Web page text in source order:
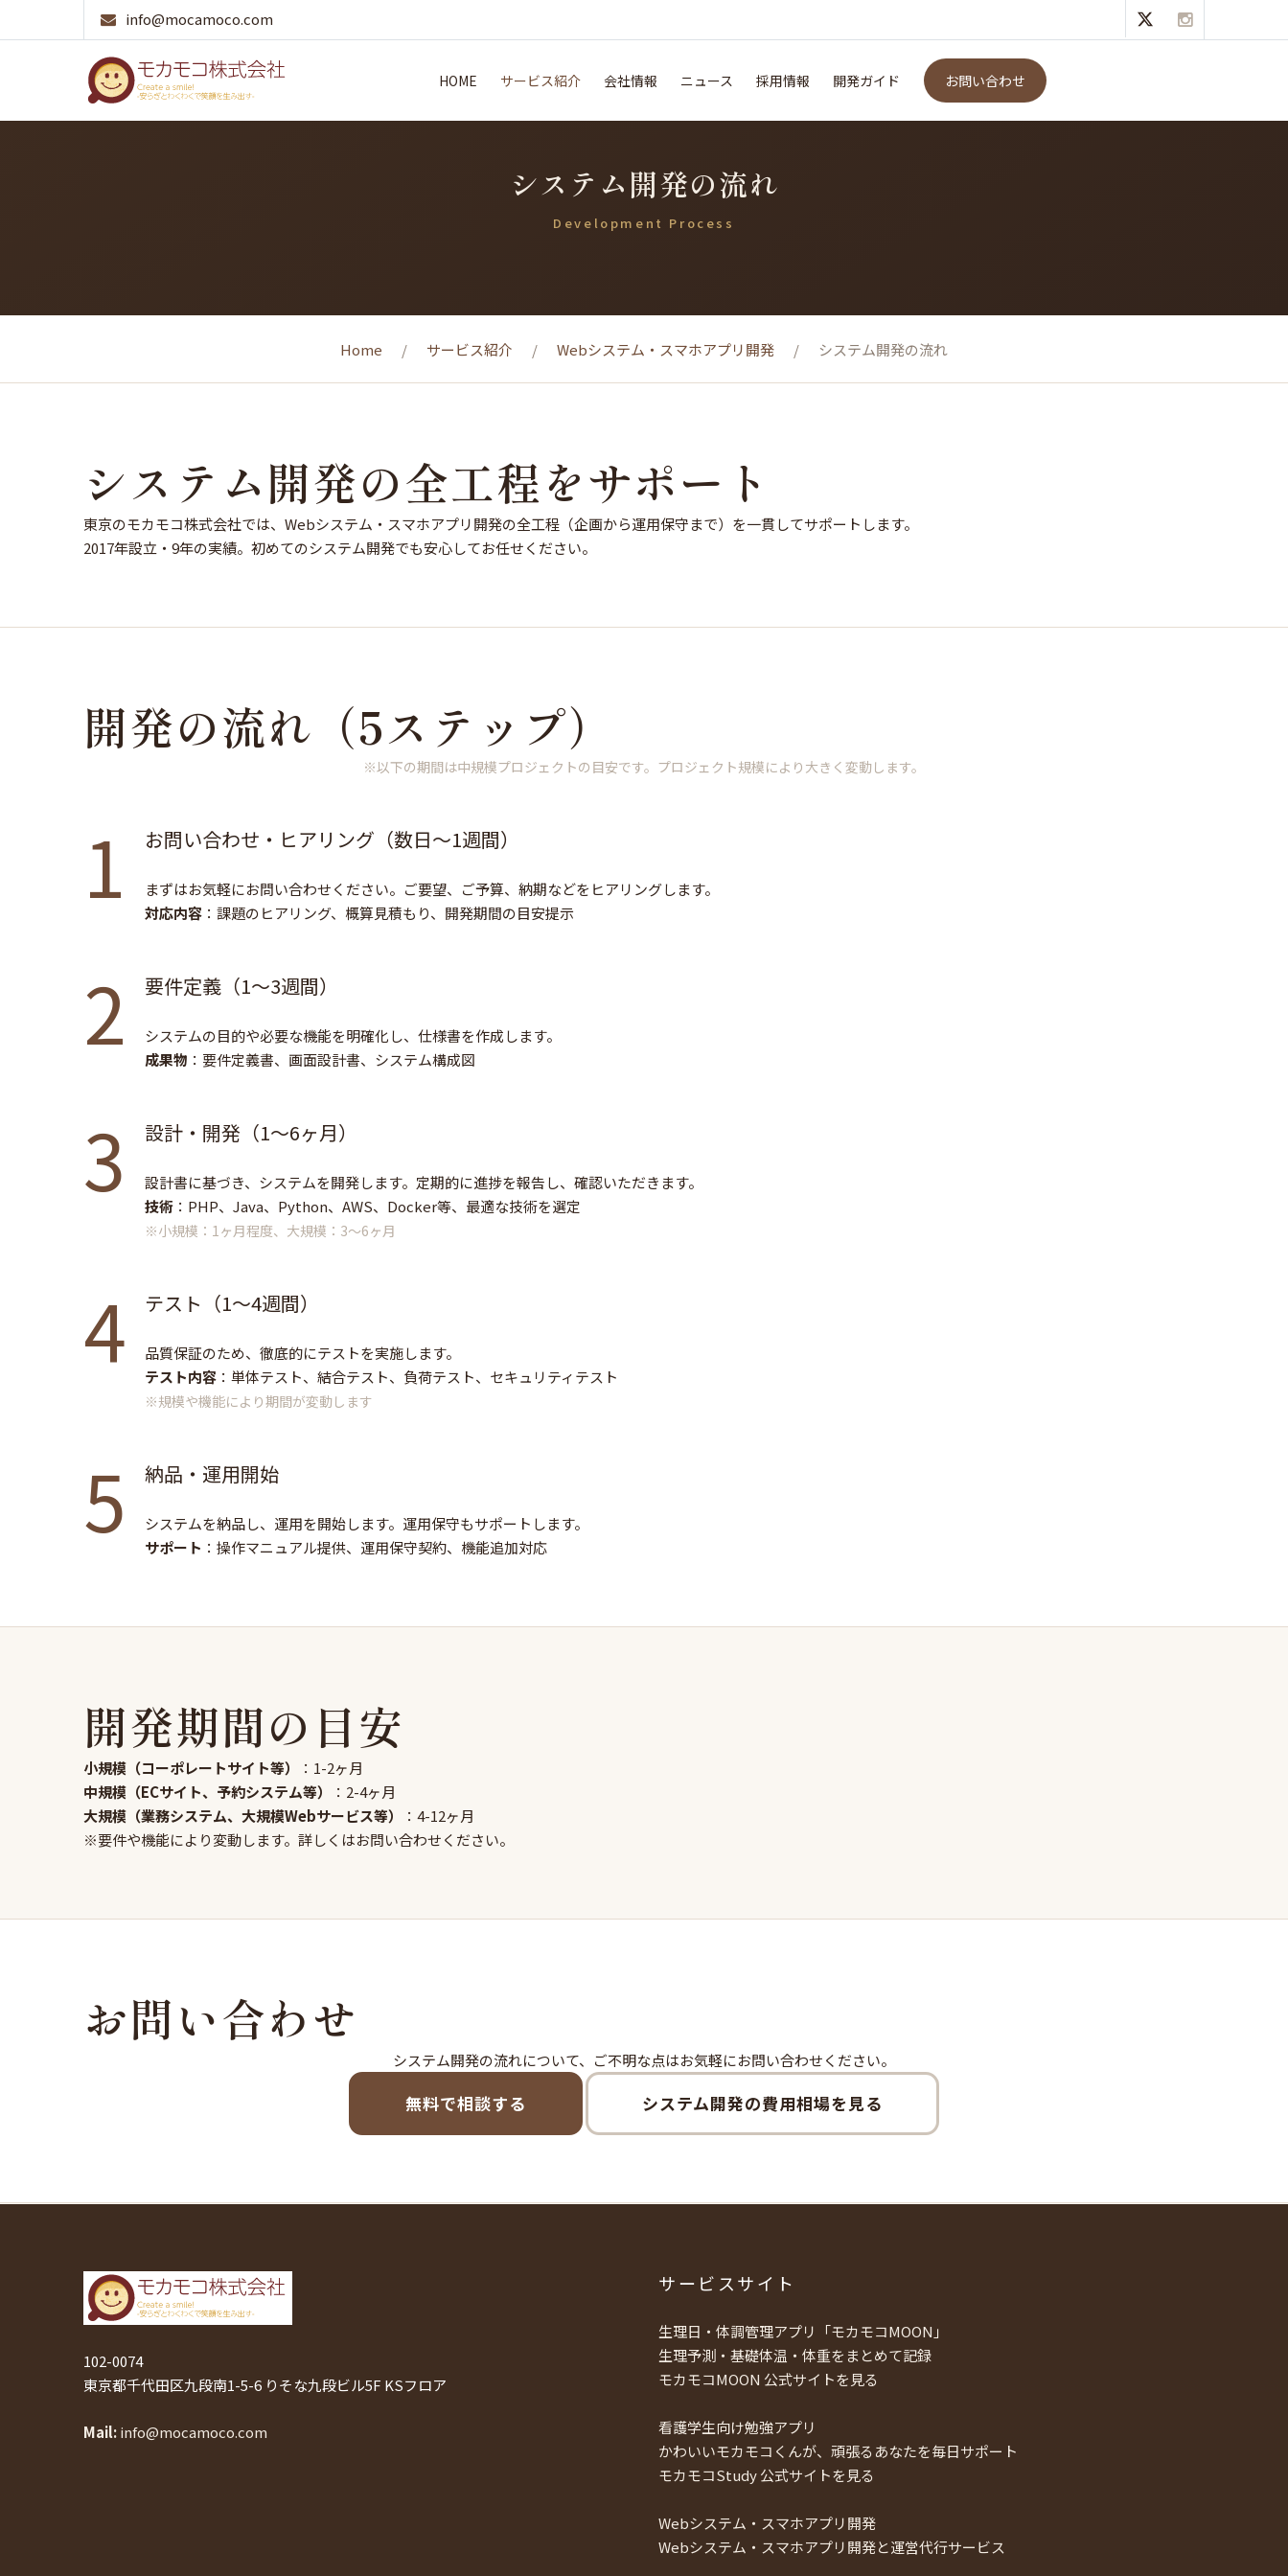
info@mocamoco.com
HOME サービス紹介 会社情報 ニュース 採用情報 開発ガイド お問い合わせ
システム開発の流れ
Development Process
Home サービス紹介 Webシステム・スマホアプリ開発 システム開発の流れ
システム開発の全工程をサポート
東京のモカモコ株式会社では、Webシステム・スマホアプリ開発の全工程（企画から運用保守まで）を一貫してサポートします。
2017年設立・9年の実績。初めてのシステム開発でも安心してお任せください。
開発の流れ（5ステップ）
※以下の期間は中規模プロジェクトの目安です。プロジェクト規模により大きく変動します。
1 お問い合わせ・ヒアリング（数日～1週間）
まずはお気軽にお問い合わせください。ご要望、ご予算、納期などをヒアリングします。
対応内容 ：課題のヒアリング、概算見積もり、開発期間の目安提示
2 要件定義（1～3週間）
システムの目的や必要な機能を明確化し、仕様書を作成します。
成果物 ：要件定義書、画面設計書、システム構成図
3 設計・開発（1～6ヶ月）
設計書に基づき、システムを開発します。定期的に進捗を報告し、確認いただきます。
技術 ：PHP、Java、Python、AWS、Docker等、最適な技術を選定
※小規模：1ヶ月程度、大規模：3～6ヶ月
4 テスト（1～4週間）
品質保証のため、徹底的にテストを実施します。
テスト内容 ：単体テスト、結合テスト、負荷テスト、セキュリティテスト
※規模や機能により期間が変動します
5 納品・運用開始
システムを納品し、運用を開始します。運用保守もサポートします。
サポート ：操作マニュアル提供、運用保守契約、機能追加対応
開発期間の目安
小規模（コーポレートサイト等）
：1-2ヶ月
中規模（ECサイト、予約システム等）
：2-4ヶ月
大規模（業務システム、大規模Webサービス等）
：4-12ヶ月
※要件や機能により変動します。詳しくはお問い合わせください。
お問い合わせ
システム開発の流れについて、ご不明な点はお気軽にお問い合わせください。
無料で相談する システム開発の費用相場を見る
102-0074
東京都千代田区九段南1-5-6 りそな九段ビル5F KSフロア
Mail info@mocamoco.com
サービスサイト
生理日・体調管理アプリ「モカモコMOON」
生理予測・基礎体温・体重をまとめて記録
モカモコMOON 公式サイトを見る
看護学生向け勉強アプリ
かわいいモカモコくんが、頑張るあなたを毎日サポート
モカモコStudy 公式サイトを見る
Webシステム・スマホアプリ開発
Webシステム・スマホアプリ開発と運営代行サービス